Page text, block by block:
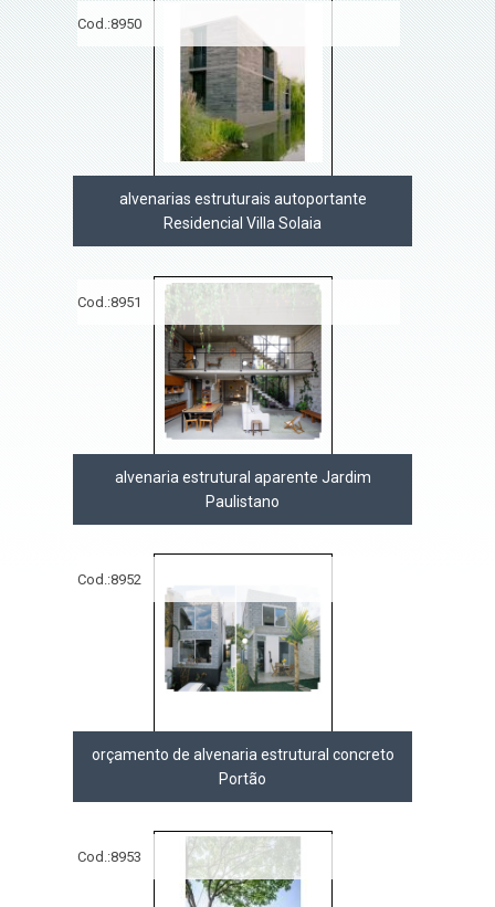
Cod.:8950
alvenarias estruturais autoportante
Residencial Villa Solaia
Cod.:8951
alvenaria estrutural aparente Jardim
Paulistano
Cod.:8952
orçamento de alvenaria estrutural concreto
Portão
Cod.:8953